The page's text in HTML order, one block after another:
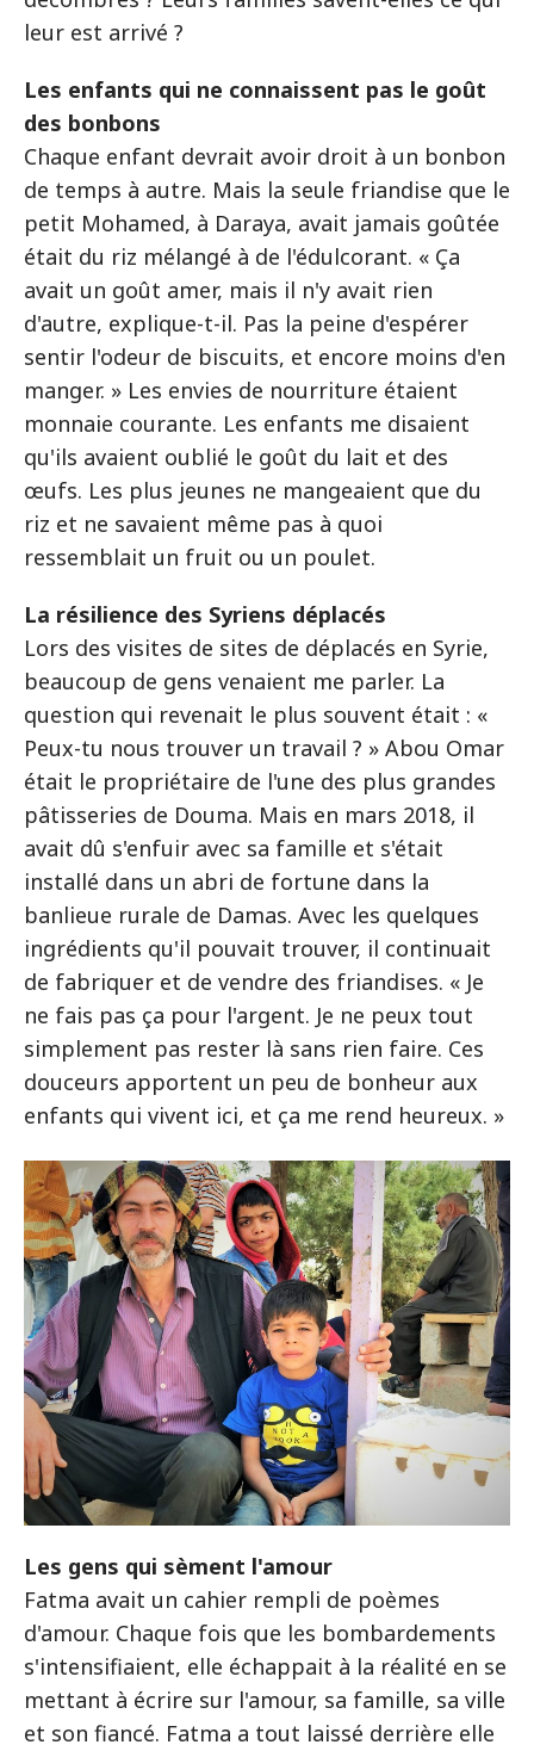
leur est arrivé ?
Les enfants qui ne connaissent pas le goût
des bonbons
Chaque enfant devrait avoir droit à un bonbon
de temps à autre. Mais la seule friandise que le
petit Mohamed, à Daraya, avait jamais goûtée
était du riz mélangé à de l'édulcorant. « Ça
avait un goût amer, mais il n'y avait rien
d'autre, explique-t-il. Pas la peine d'espérer
sentir l'odeur de biscuits, et encore moins d'en
manger. » Les envies de nourriture étaient
monnaie courante. Les enfants me disaient
qu'ils avaient oublié le goût du lait et des
œufs. Les plus jeunes ne mangeaient que du
riz et ne savaient même pas à quoi
ressemblait un fruit ou un poulet.
La résilience des Syriens déplacés
Lors des visites de sites de déplacés en Syrie,
beaucoup de gens venaient me parler. La
question qui revenait le plus souvent était : «
Peux-tu nous trouver un travail ? » Abou Omar
était le propriétaire de l'une des plus grandes
pâtisseries de Douma. Mais en mars 2018, il
avait dû s'enfuir avec sa famille et s'était
installé dans un abri de fortune dans la
banlieue rurale de Damas. Avec les quelques
ingrédients qu'il pouvait trouver, il continuait
de fabriquer et de vendre des friandises. « Je
ne fais pas ça pour l'argent. Je ne peux tout
simplement pas rester là sans rien faire. Ces
douceurs apportent un peu de bonheur aux
enfants qui vivent ici, et ça me rend heureux. »
Les gens qui sèment l'amour
Fatma avait un cahier rempli de poèmes
d'amour. Chaque fois que les bombardements
s'intensifiaient, elle échappait à la réalité en se
mettant à écrire sur l'amour, sa famille, sa ville
et son fiancé. Fatma a tout laissé derrière elle